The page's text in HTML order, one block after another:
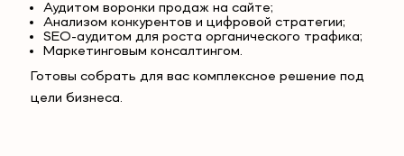
Аудитом воронки продаж на сайте;
Анализом конкурентов и цифровой стратегии;
SEO-аудитом для роста органического трафика;
Маркетинговым консалтингом.
Готовы собрать для вас комплексное решение под
цели бизнеса.